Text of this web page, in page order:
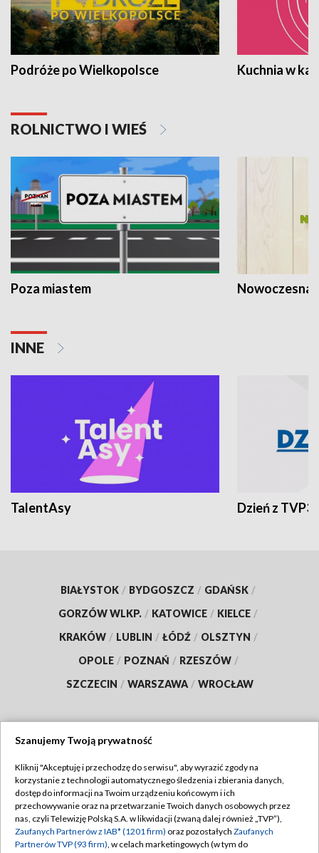
Podróże po Wielkopolsce Kuchnia w
ROLNICTWO I WIEŚ
Poza miastem Nowoczesna
INNE
TalentAsy Dzień z TVP3
BIAŁYSTOK / BYDGOSZCZ / GDAŃSK /
GORZÓW WLKP. / KATOWICE / KIELCE /
KRAKÓW / LUBLIN / ŁÓDŹ / OLSZTYN /
OPOLE / POZNAŃ / RZESZÓW /
SZCZECIN / WARSZAWA / WROCŁAW
TVP
Abonament TVP
Emisja w TVP
Regulamin TVP
Polityka prywatności
Szanujemy Twoją prywatność
Kliknij "Akceptuję i przechodzę do serwisu", aby wyrazić zgody na
korzystanie z technologii automatycznego śledzenia i zbierania danych,
dostęp do informacji na Twoim urządzeniu końcowym i ich
przechowywanie oraz na przetwarzanie Twoich danych osobowych przez
nas, czyli Telewizję Polską S.A. w likwidacji (zwaną dalej również „TVP”),
Zaufanych Partnerów z IAB* (1201 firm) oraz pozostałych Zaufanych
Partnerów TVP (93 firm), w celach marketingowych (w tym do